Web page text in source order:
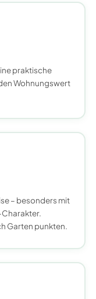
praktische
Wohnungswert
– besonders mit
Garten punkten.